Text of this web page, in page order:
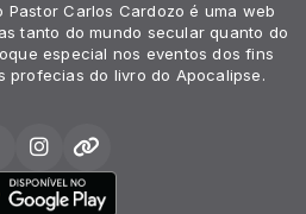
Pastor Carlos Cardozo é uma web
tanto do mundo secular quanto do
especial nos eventos dos fins
profecias do livro do Apocalipse.